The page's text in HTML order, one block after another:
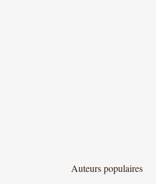
Auteurs populaires